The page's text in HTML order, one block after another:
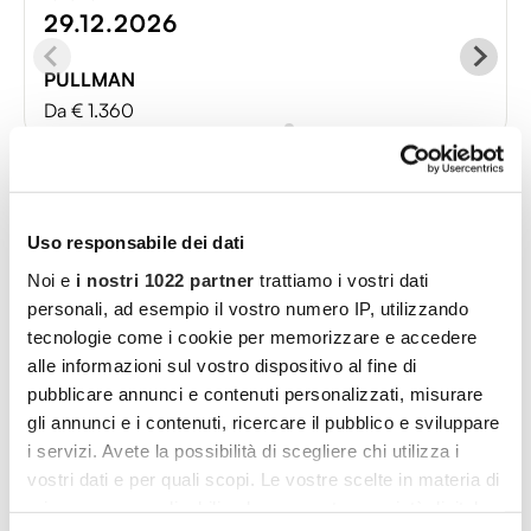
Uso responsabile dei dati
Noi e i nostri 1022 partner trattiamo i vostri dati
personali, ad esempio il vostro numero IP, utilizzando
tecnologie come i cookie per memorizzare e accedere
alle informazioni sul vostro dispositivo al fine di
pubblicare annunci e contenuti personalizzati, misurare
gli annunci e i contenuti, ricercare il pubblico e sviluppare
i servizi. Avete la possibilità di scegliere chi utilizza i
vostri dati e per quali scopi. Le vostre scelte in materia di
29.12.2026
PULLMAN
Da € 1.360
Itinerario